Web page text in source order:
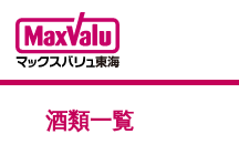
酒類一覧